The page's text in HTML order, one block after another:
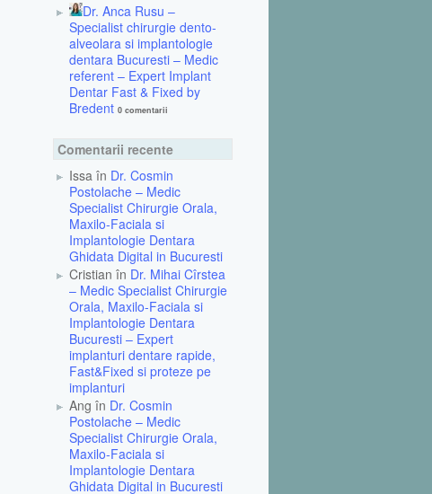
Dr. Anca Rusu –
Specialist chirurgie dento-
alveolara si implantologie
dentara Bucuresti – Medic
referent – Expert Implant
Dentar Fast & Fixed by
Bredent 0 comentarii
Comentarii recente
Issa în Dr. Cosmin
Postolache – Medic
Specialist Chirurgie Orala,
Maxilo-Faciala si
Implantologie Dentara
Ghidata Digital in Bucuresti
Cristian în Dr. Mihai Cîrstea
– Medic Specialist Chirurgie
Orala, Maxilo-Faciala si
Implantologie Dentara
Bucuresti – Expert
implanturi dentare rapide,
Fast&Fixed si proteze pe
implanturi
Ang în Dr. Cosmin
Postolache – Medic
Specialist Chirurgie Orala,
Maxilo-Faciala si
Implantologie Dentara
Ghidata Digital in Bucuresti